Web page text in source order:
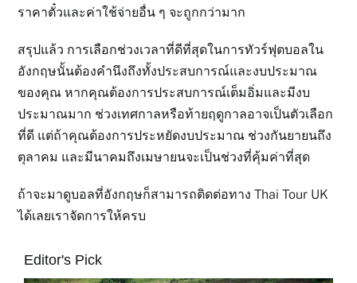
ราคาตั๋วและค่าใช้จ่ายอื่น ๆ จะถูกกว่ามาก
สรุปแล้ว การเลือกช่วงเวลาที่ดีที่สุดในการทัวร์ฟุตบอลใน
อังกฤษนั้นต้องคำนึงถึงทั้งประสบการณ์และงบประมาณ
ของคุณ หากคุณต้องการประสบการณ์เต็มอิ่มและมีงบ
ประมาณมาก ช่วงเทศกาลหรือท้ายฤดูกาลอาจเป็นตัวเลือก
ที่ดี แต่ถ้าคุณต้องการประหยัดงบประมาณ ช่วงกันยายนถึง
ตุลาคม และมีนาคมถึงเมษายนจะเป็นช่วงที่คุ้มค่าที่สุด
ถ้าจะมาดูบอลที่อังกฤษก็สามารถติดต่อทาง Thai Tour UK
ได้เลยเราจัดการให้ครบ
Editor's Pick